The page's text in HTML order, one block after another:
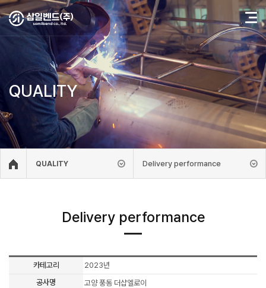
QUALITY
QUALITY Delivery performance
Delivery performance
카테고리
2023년
공사명
고양 풍동 더샵엘로이